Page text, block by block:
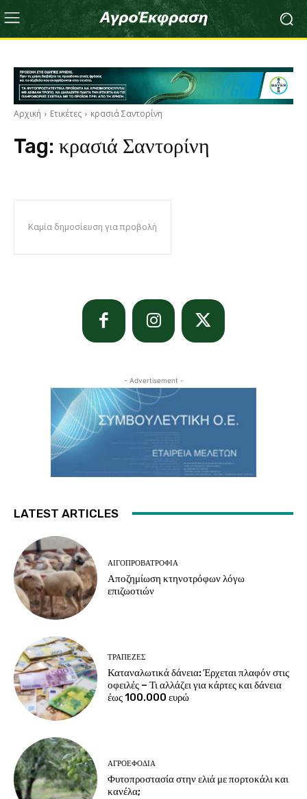
Αρχική Ετικέτες κρασιά Σαντορίνη
Tag: κρασιά Σαντορίνη
Καμία δημοσίευση για προβολή
- Advertisement -
LATEST ARTICLES
ΑΙΓΟΠΡΟΒΑΤΡΟΦΊΑ
Αποζημίωση κτηνοτρόφων λόγω
επιζωοτιών
ΤΡΆΠΕΖΕΣ
Καταναλωτικά δάνεια: Έρχεται πλαφόν στις
οφειλές – Τι αλλάζει για κάρτες και δάνεια
έως 100.000 ευρώ
ΑΓΡΟΕΦΌΔΙΑ
Φυτοπροστασία στην ελιά με πορτοκάλι και
κανέλα;